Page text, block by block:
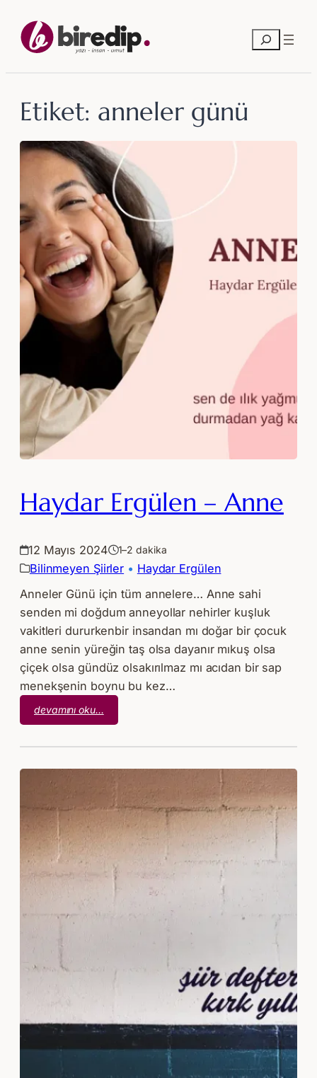
geç
Ara
Etiket: anneler günü
Haydar Ergülen – Anne
12 Mayıs 2024 1–2 dakika
Bilinmeyen Şiirler • Haydar Ergülen
Anneler Günü için tüm annelere… Anne sahi
senden mi doğdum anneyollar nehirler kuşluk
vakitleri dururkenbir insandan mı doğar bir çocuk
anne senin yüreğin taş olsa dayanır mıkuş olsa
çiçek olsa gündüz olsakırılmaz mı acıdan bir sap
menekşenin boynu bu kez…
devamını oku…
Haydar
Anne